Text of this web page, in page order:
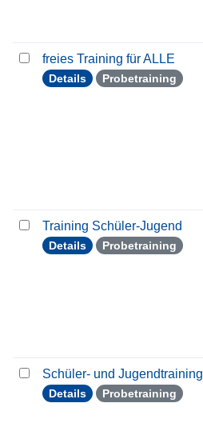
freies Training für ALLE
Details Probetraining
Training Schüler-Jugend
Details Probetraining
Schüler- und Jugendtraining
Details Probetraining